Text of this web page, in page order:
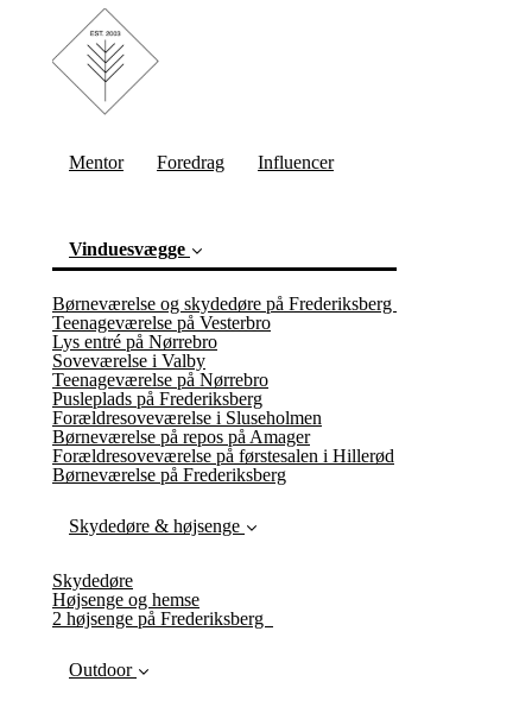
Mentor Foredrag Influencer
Vinduesvægge
Børneværelse og skydedøre på Frederiksberg
Teenageværelse på Vesterbro
Lys entré på Nørrebro
Soveværelse i Valby
Teenageværelse på Nørrebro
Pusleplads på Frederiksberg
Forældresoveværelse i Sluseholmen
Børneværelse på repos på Amager
Forældresoveværelse på førstesalen i Hillerød
Børneværelse på Frederiksberg
Skydedøre & højsenge
Skydedøre
Højsenge og hemse
2 højsenge på Frederiksberg
Outdoor